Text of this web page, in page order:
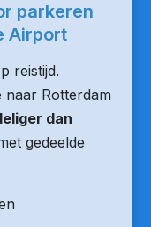
parkeren
Airport
reistijd.
naar Rotterdam
dan
gedeelde